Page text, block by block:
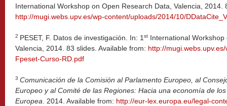
International Workshop on Open Research Data, Valencia, 2014.
http://mugi.webs.upv.es/wp-content/uploads/2014/10/
2 PESET, F. Datos de investigación. In: 1 st International
Valencia, 2014. 83 slides. Available from: http://
Fpeset-Curso-RD.pdf
3 Comunicación de la Comisión al Parlamento Europeo, al
Europeo y al Comité de las Regiones: Hacia una economía de
Europea . 2014. Available from: http://eur-lex.europa.eu/legal-